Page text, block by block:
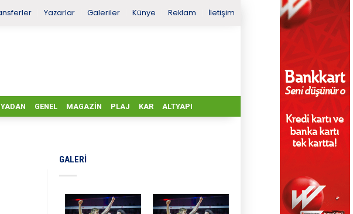
Yazarlar Galeriler Künye Reklam İletişim
GENEL MAGAZIN PLAJ KAR ALTYAPI
GALERI